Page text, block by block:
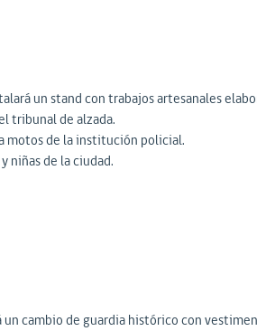
un stand con trabajos artesanales
tribunal de alzada.
motos de la institución policial.
niñas de la ciudad.
un cambio de guardia histórico con